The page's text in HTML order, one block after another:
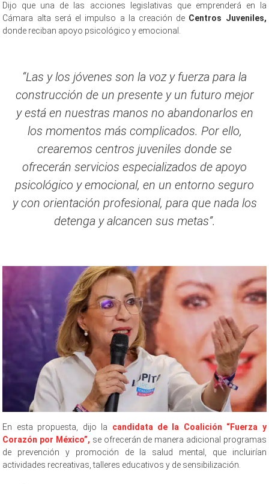
Dijo que una de las acciones legislativas que emprenderá en la
Cámara alta será el impulso a la creación de Centros Juveniles,
donde reciban apoyo psicológico y emocional.
“Las y los jóvenes son la voz y fuerza para la
construcción de un presente y un futuro mejor
y está en nuestras manos no abandonarlos en
los momentos más complicados. Por ello,
crearemos centros juveniles donde se
ofrecerán servicios especializados de apoyo
psicológico y emocional, en un entorno seguro
y con orientación profesional, para que nada los
detenga y alcancen sus metas”.
En esta propuesta, dijo la candidata de la Coalición “Fuerza y
Corazón por México”, se ofrecerán de manera adicional programas
de prevención y promoción de la salud mental, que incluirían
actividades recreativas, talleres educativos y de sensibilización.